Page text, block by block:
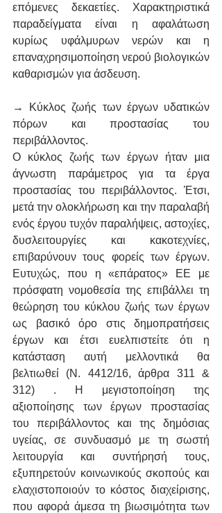
επόμενες δεκαετίες. Χαρακτηριστικά
παραδείγματα είναι η αφαλάτωση
κυρίως υφάλμυρων νερών και η
επαναχρησιμοποίηση νερού βιολογικών
καθαρισμών για άσδευση.
→ Κύκλος ζωής των έργων υδατικών
πόρων και προστασίας του
περιβάλλοντος.
Ο κύκλος ζωής των έργων ήταν μια
άγνωστη παράμετρος για τα έργα
προστασίας του περιβάλλοντος. Έτσι,
μετά την ολοκλήρωση και την παραλαβή
ενός έργου τυχόν παραλήψεις, αστοχίες,
δυσλειτουργίες και κακοτεχνίες,
επιβαρύνουν τους φορείς των έργων.
Ευτυχώς, που η «επάρατος» ΕΕ με
πρόσφατη νομοθεσία της επιβάλλει τη
θεώρηση του κύκλου ζωής των έργων
ως βασικό όρο στις δημοπρατήσεις
έργων και έτσι ευελπιστείτε ότι η
κατάσταση αυτή μελλοντικά θα
βελτιωθεί (Ν. 4412/16, άρθρα 311 &
312) . Η μεγιστοποίηση της
αξιοποίησης των έργων προστασίας
του περιβάλλοντος και της δημόσιας
υγείας, σε συνδυασμό με τη σωστή
λειτουργία και συντήρησή τους,
εξυπηρετούν κοινωνικούς σκοπούς και
ελαχιστοποιούν το κόστος διαχείρισης,
που αφορά άμεσα τη βιωσιμότητα των